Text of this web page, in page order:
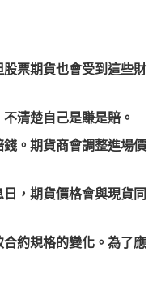
股票期貨也會受到這些財
清楚自己是賺是賠。
。期貨商會調整進場價
，期貨價格會與現貨同
合約規格的變化。為了應